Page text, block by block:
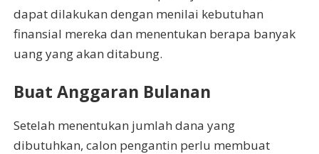
dapat dilakukan dengan menilai kebutuhan
finansial mereka dan menentukan berapa banyak
uang yang akan ditabung.
Buat Anggaran Bulanan
Setelah menentukan jumlah dana yang
dibutuhkan, calon pengantin perlu membuat